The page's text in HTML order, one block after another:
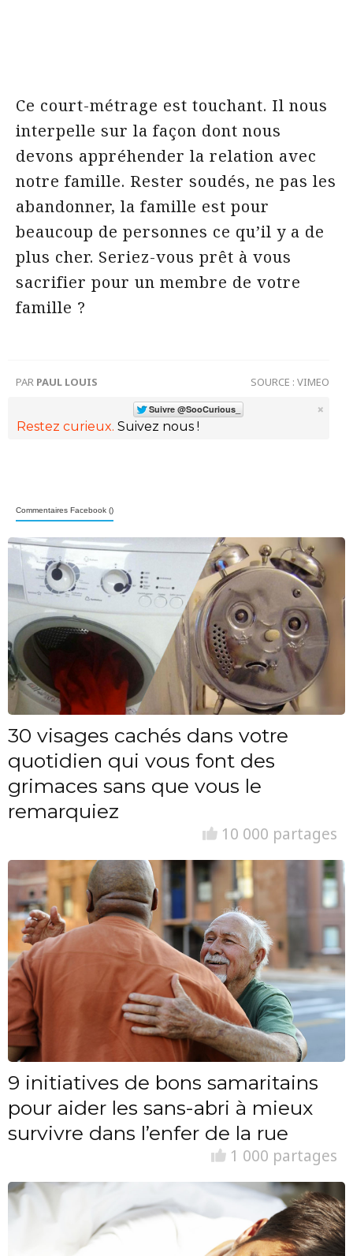
Ce court-métrage est touchant. Il nous
interpelle sur la façon dont nous
devons appréhender la relation avec
notre famille. Rester soudés, ne pas les
abandonner, la famille est pour
beaucoup de personnes ce qu’il y a de
plus cher. Seriez-vous prêt à vous
sacrifier pour un membre de votre
famille ?
SOURCE : VIMEO
PAR PAUL LOUIS
×
Restez curieux. Suivez nous !
Commentaires Facebook ()
30 visages cachés dans votre
quotidien qui vous font des
grimaces sans que vous le
remarquiez
10 000 partages
9 initiatives de bons samaritains
pour aider les sans-abri à mieux
survivre dans l’enfer de la rue
1 000 partages